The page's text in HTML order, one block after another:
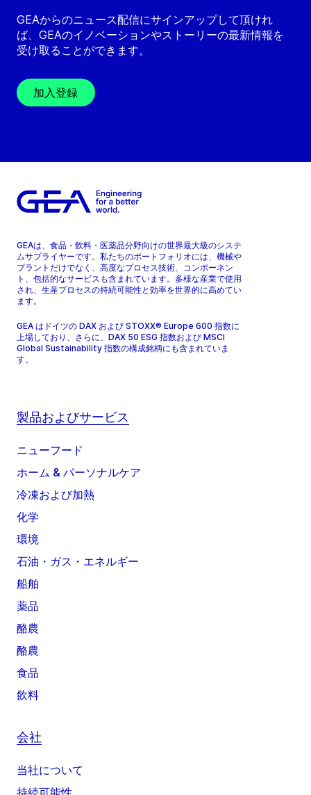
GEAからのニュース配信にサインアップして頂けれ
ば、GEAのイノベーションやストーリーの最新情報を
受け取ることができます。
加入登録
GEAは、食品・飲料・医薬品分野向けの世界最大級のシステ
ムサプライヤーです。私たちのポートフォリオには、機械や
プラントだけでなく、高度なプロセス技術、コンポーネン
ト、包括的なサービスも含まれています。多様な産業で使用
され、生産プロセスの持続可能性と効率を世界的に高めてい
ます。
GEA はドイツの DAX および STOXX® Europe 600 指数に
上場しており、さらに、DAX 50 ESG 指数および MSCI
Global Sustainability 指数の構成銘柄にも含まれていま
す。
製品およびサービス
ニューフード
ホーム & パーソナルケア
冷凍および加熱
化学
環境
石油・ガス・エネルギー
船舶
薬品
酪農
酪農
食品
飲料
会社
当社について